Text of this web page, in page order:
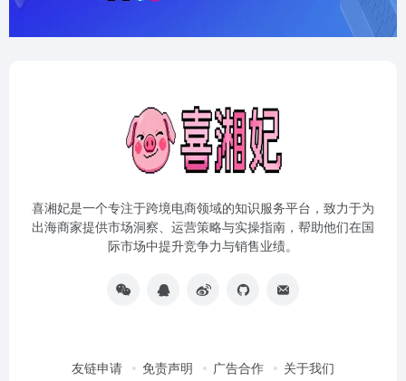
喜湘妃是一个专注于跨境电商领域的知识服务平台，致力于为
出海商家提供市场洞察、运营策略与实操指南，帮助他们在国
际市场中提升竞争力与销售业绩。
友链申请 免责声明 广告合作 关于我们